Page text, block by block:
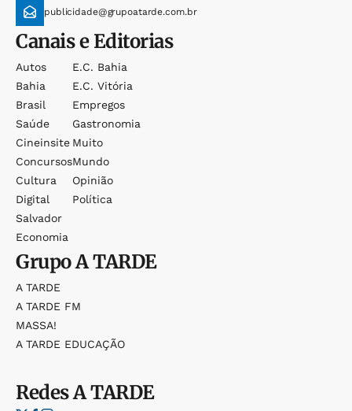
publicidade@grupoatarde.com.br
Canais e Editorias
Autos
Bahia
Brasil
Saúde
Cineinsite
Concursos
Cultura
Digital
Salvador
Economia
E.c. Bahia
E.c. Vitória
Empregos
Gastronomia
Muito
Mundo
Opinião
Política
GrupoA TARDE
A TARDE
A TARDE FM
MASSA!
A TARDE EDUCAÇÃO
RedesA TARDE